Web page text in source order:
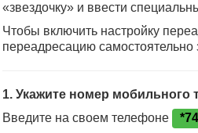
«звездочку» и ввести
Чтобы включить настройку
переадресацию самостоятельно
1. Укажите номер мобильного
Введите на своем телефоне